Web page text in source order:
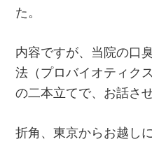
た。
内容ですが、当院の口
法（プロバイオティク
の二本立てで、お話さ
折角、東京からお越し